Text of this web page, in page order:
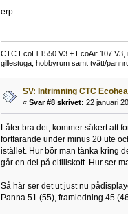
erp
CTC EcoEl 1550 V3 + EcoAir 107
gillestuga, hobbyrum samt tvätt/
SV: Intrimning CTC
« Svar #8 skrivet: 22 januari
Låter bra det, kommer säkert att
fortfarande under minus 20 ute
istället. Hur bör man tänka kring
går en del på eltillskott. Hur ser
Så här ser det ut just nu
Panna 51 (55), framledning 45